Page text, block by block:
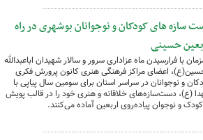
سازه های کودکان و نوجوانان بوشهری در راه
حسینی
با فرارسیدن ماه‌ عزاداری سرور و سالار شهیدان اباعبدالله
اعضای مراکز فرهنگی هنری کانون پرورش فکری
و نوجوانان در سراسر استان برای سومین سال پیاپی با
(ع)، دست‌سازه‌های خلاقانه و هنری خود را در قالب پویش
و نوجوان پیاده‌روی اربعین آماده می‌کنند.